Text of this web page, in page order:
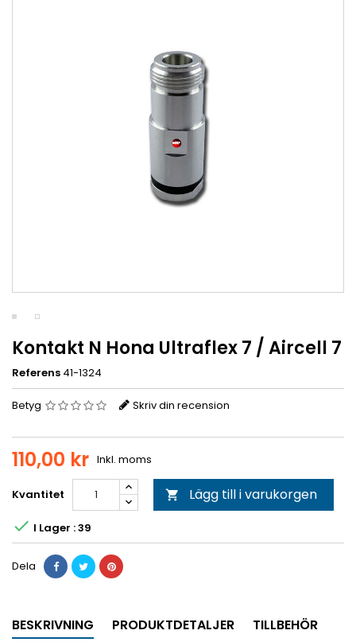
Kontakt N Hona Ultraflex 7 / Aircell 7
Referens 41-1324
Betyg Skriv din recension
110,00 kr Inkl. moms
Kvantitet  Lägg till i varukorgen
 I Lager : 39
Dela
BESKRIVNING PRODUKTDETALJER
TILLBEHÖR